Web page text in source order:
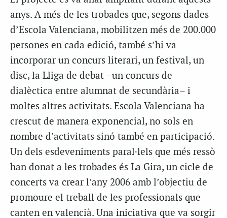
anys. A més de les trobades que, segons dades
d’Escola Valenciana, mobilitzen més de 200.000
persones en cada edició, també s’hi va
incorporar un concurs literari, un festival, un
disc, la Lliga de debat –un concurs de
dialèctica entre alumnat de secundària– i
moltes altres activitats. Escola Valenciana ha
crescut de manera exponencial, no sols en
nombre d’activitats sinó també en participació.
Un dels esdeveniments paral·lels que més ressò
han donat a les trobades és La Gira, un cicle de
concerts va crear l’any 2006 amb l’objectiu de
promoure el treball de les professionals que
canten en valencià. Una iniciativa que va sorgir